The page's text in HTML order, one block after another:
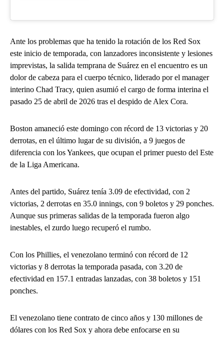
Ante los problemas que ha tenido la rotación de los Red Sox
este inicio de temporada, con lanzadores inconsistente y lesiones
imprevistas, la salida temprana de Suárez en el encuentro es un
dolor de cabeza para el cuerpo técnico, liderado por el manager
interino Chad Tracy, quien asumió el cargo de forma interina el
pasado 25 de abril de 2026 tras el despido de Alex Cora.
Boston amaneció este domingo con récord de 13 victorias y 20
derrotas, en el último lugar de su división, a 9 juegos de
diferencia con los Yankees, que ocupan el primer puesto del Este
de la Liga Americana.
Antes del partido, Suárez tenía 3.09 de efectividad, con 2
victorias, 2 derrotas en 35.0 innings, con 9 boletos y 29 ponches.
Aunque sus primeras salidas de la temporada fueron algo
inestables, el zurdo luego recuperó el rumbo.
Con los Phillies, el venezolano terminó con récord de 12
victorias y 8 derrotas la temporada pasada, con 3.20 de
efectividad en 157.1 entradas lanzadas, con 38 boletos y 151
ponches.
El venezolano tiene contrato de cinco años y 130 millones de
dólares con los Red Sox y ahora debe enfocarse en su